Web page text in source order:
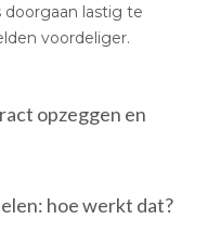
doorgaan lastig te
voordeliger.
opzeggen en
hoe werkt dat?